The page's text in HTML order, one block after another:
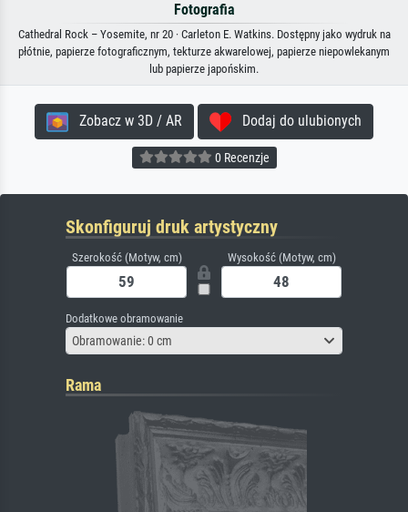
Fotografia
Cathedral Rock – Yosemite, nr 20 · Carleton E. Watkins. Dostępny jako wydruk na
płótnie, papierze fotograficznym, tekturze akwarelowej, papierze niepowlekanym
lub papierze japońskim.
Zobacz w 3D / AR Dodaj do ulubionych
0 Recenzje
Skonfiguruj druk artystyczny
Szerokość (Motyw, cm) Wysokość (Motyw, cm)
Dodatkowe obramowanie
Obramowanie: 0 cm
Rama